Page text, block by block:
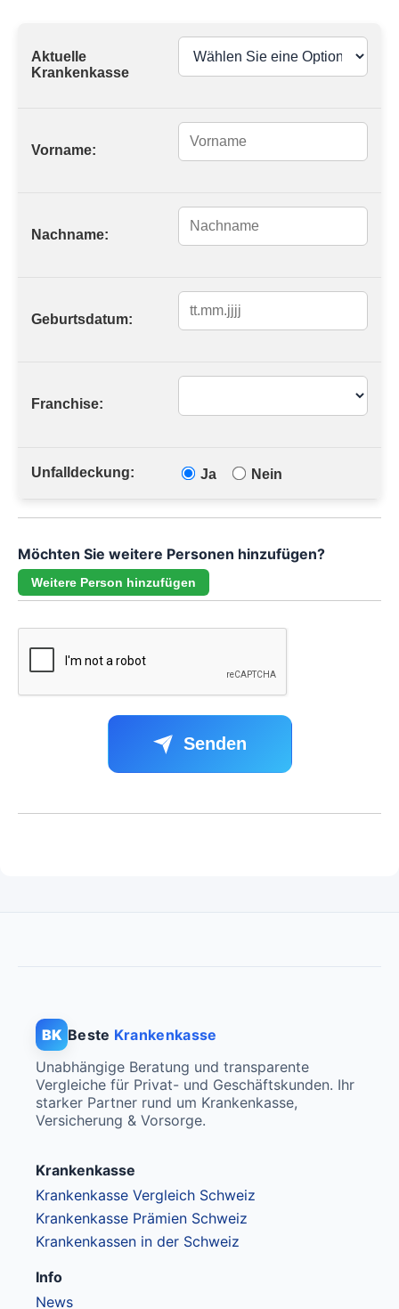
Aktuelle
Krankenkasse
Vorname:
Nachname:
Geburtsdatum:
Franchise:
Unfalldeckung: Ja Nein
Möchten Sie weitere Personen hinzufügen?
Weitere Person hinzufügen
Senden
BK Beste Krankenkasse
Unabhängige Beratung und transparente
Vergleiche für Privat- und Geschäftskunden. Ihr
starker Partner rund um Krankenkasse,
Versicherung & Vorsorge.
Krankenkasse
Krankenkasse Vergleich Schweiz
Krankenkasse Prämien Schweiz
Krankenkassen in der Schweiz
Info
News